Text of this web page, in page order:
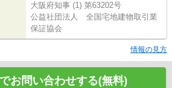
大阪府知事 (1) 第63202号
公益社団法人 全国宅地建物取引業
保証協会
情報の見方
お問い合わせする(無料)